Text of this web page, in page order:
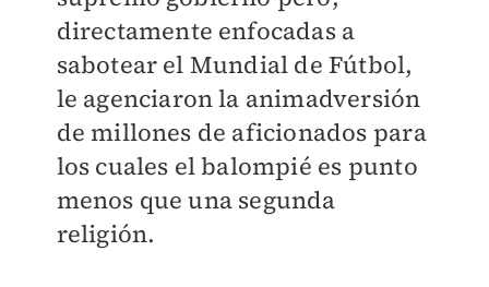
directamente enfocadas a
sabotear el Mundial de Fútbol,
le agenciaron la animadversión
de millones de aficionados para
los cuales el balompié es punto
menos que una segunda
religión.